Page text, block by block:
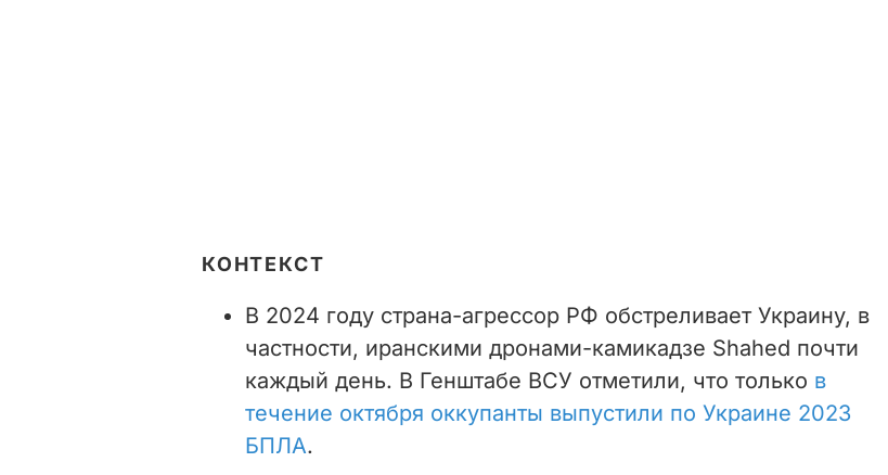
КОНТЕКСТ
В 2024 году страна-агрессор РФ обстреливает Украину, в
частности, иранскими дронами-камикадзе Shahed почти
каждый день. В Генштабе ВСУ отметили, что только в
течение октября оккупанты выпустили по Украине 2023
БПЛА.